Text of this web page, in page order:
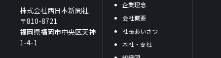
株式会社西日本新聞社
〒810-8721
福岡県福岡市中央区天神
1-4-1
企業理念
会社概要
社長あいさつ
本社・支社